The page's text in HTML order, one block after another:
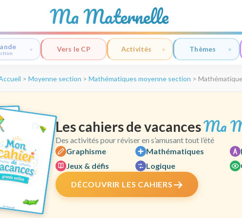
Ma Maternelle
Vers le CP Activités Thèmes
> Moyenne section > Mathématiques moyenne section >
Les cahiers de vacancesMa
Des activités pour réviser en s’amusant tout l’été
Graphisme
Mathématiques
Jeux & défis
Logique
DÉCOUVRIR LES CAHIERS